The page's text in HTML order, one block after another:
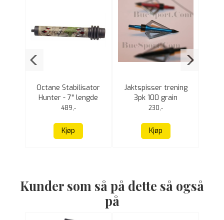
Octane Stabilisator
Hunter - 7" lengde
489,-
Kjøp
Jaktspisser trening
3pk 100 grain
230,-
Kjøp
Kunder som så på dette så også
på